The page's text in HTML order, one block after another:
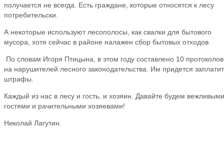
получается не всегда. Есть граждане, которые относятся к лесу
потребительски.
А некоторые используют лесополосы, как свалки для бытового
мусора, хотя сейчас в районе налажен сбор бытовых отходов.
По словам Игоря Птицына, в этом году составлено 10 протоколов
на нарушителей лесного законодательства. Им придется
штрафы.
Каждый из нас в лесу и гость, и хозяин. Давайте будем вежливыми
гостями и рачительными хозяевами!
Николай Лагутин.